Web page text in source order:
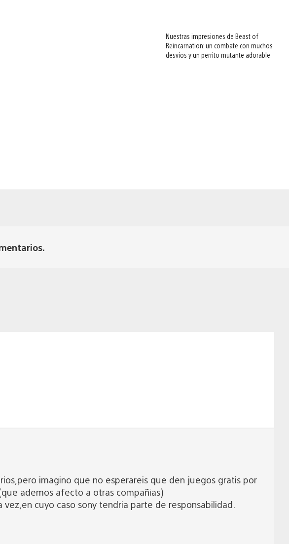
Nuestras impresiones de Beast of
Reincarnation: un combate con muchos
desvíos y un perrito mutante adorable
imagino que no esperareis que den juegos gratis por
ademos afecto a otras compañias)
cuyo caso sony tendria parte de responsabilidad.